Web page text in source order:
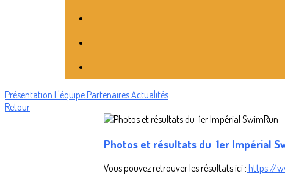
Présentation L'équipe PartenairesActualités
Retour
Photos et résultats du 1er Impérial
Vous pouvez retrouver les résultats ici : https://